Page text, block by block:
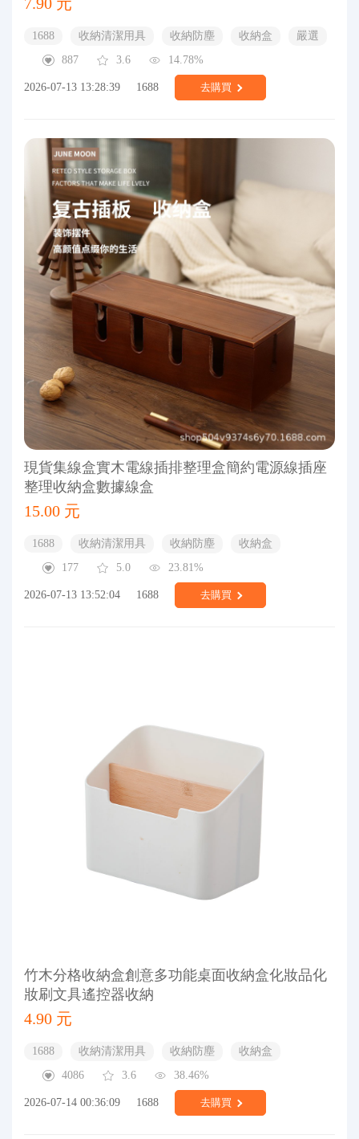
1688 收納清潔用具 收納防塵 收納盒
嚴選
887
3.6 14.78%
2026-07-13 13:28:39 1688 去購買
現貨集線盒實木電線插排整理盒簡約電源線插座
整理收納盒數據線盒
15.00 元
1688 收納清潔用具 收納防塵
收納盒
177
5.0 23.81%
2026-07-13 13:52:04 1688 去購買
竹木分格收納盒創意多功能桌面收納盒化妝品化
妝刷文具遙控器收納
4.90 元
1688 收納清潔用具 收納防塵
收納盒
4086
3.6 38.46%
2026-07-14 00:36:09 1688 去購買